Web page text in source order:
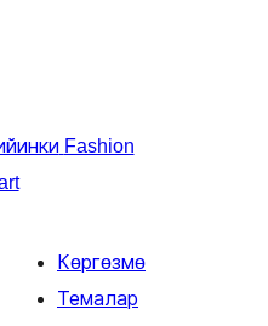
Fashion
Көргөзмө
Темалар